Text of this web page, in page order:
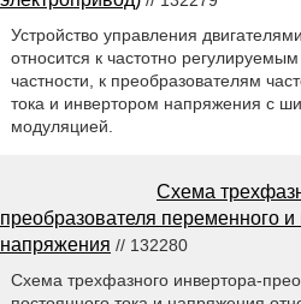
Устройство управления
относится к частотно
частности, к преобразователям
тока и инвертором напряжения с
модуляцией.
Схема
преобразователя переменного и
напряжения // 132280
Схема трехфазного инвертора-